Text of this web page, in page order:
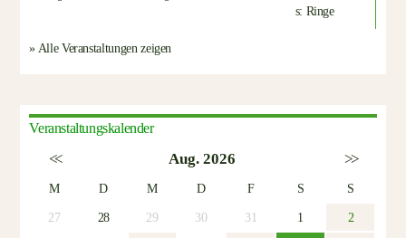
» Alle Veranstaltungen zeigen
Veranstaltungskalender
<< Aug. 2026 >>
M D M D F S
S
27
28 29 30 31 1
2